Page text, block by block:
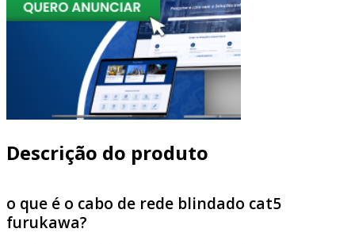
Descrição do produto
o que é o cabo de rede blindado cat5
furukawa?